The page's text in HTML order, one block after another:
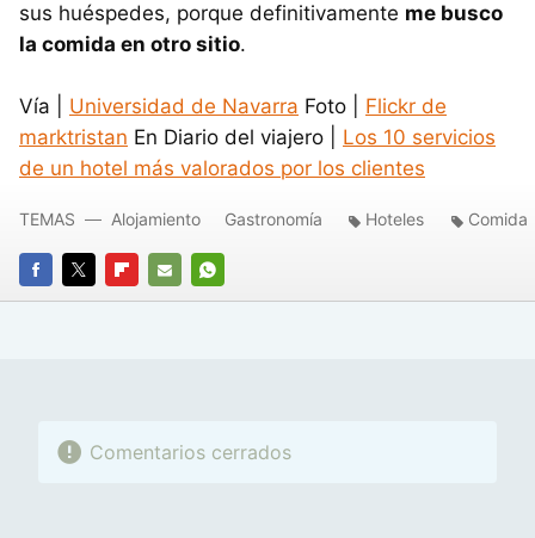
sus huéspedes, porque definitivamente me busco
la comida en otro sitio.
Vía | Universidad de Navarra Foto | Flickr de
marktristan En Diario del viajero | Los 10 servicios
de un hotel más valorados por los clientes
FACEBOOK
TWITTERFLIPBOARD
E-
WHATSAPP
TEMAS Alojamiento Gastronomía Hoteles Comida
Comentarios cerrados